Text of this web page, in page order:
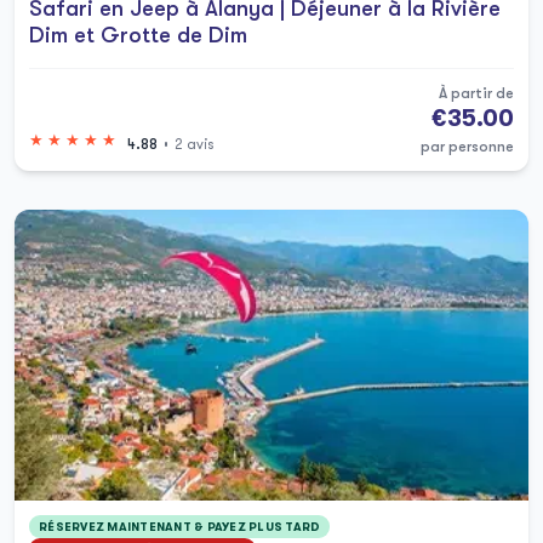
naturelle est la grotte de Damlataş, célèbre
Les excursions maritimes sont également un
point fort d'Alanya. Les tours en bateau le
faire du snorkeling et de bronzer, incluant
souvent des arrêts dans des criques isolées
et sur des plages cachées. Le canyon de
Sapadere, avec ses eaux limpides et son
cadre verdoyant, est parfait pour une
journée d'aventure mêlant randonnée et
baignade.
Tours et Excursions à Alanya
Safari en Jeep à Alanya | Déjeuner à la Rivière
Dim et Grotte de Dim
4.88 2 avis
À partir de
€35.00
par personne
RÉSERVEZ MAINTENANT & PAYEZ PLUS TARD